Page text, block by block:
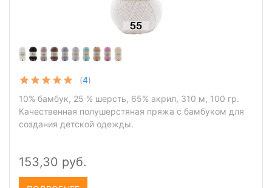
(4)
10% бамбук, 25 % шерсть, 65% акрил, 310 м, 100 гр.
Качественная полушерстяная пряжа с бамбуком для
создания детской одежды.
153,30 руб.